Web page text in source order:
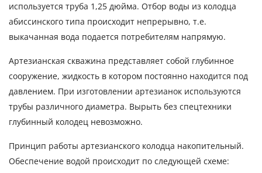
используется труба 1,25 дюйма. Отбор воды из колодца
абиссинского типа происходит непрерывно, т.е.
выкачанная вода подается потребителям напрямую.
Артезианская скважина представляет собой глубинное
сооружение, жидкость в котором постоянно находится под
давлением. При изготовлении артезианок используются
трубы различного диаметра. Вырыть без спецтехники
глубинный колодец невозможно.
Принцип работы артезианского колодца накопительный.
Обеспечение водой происходит по следующей схеме: